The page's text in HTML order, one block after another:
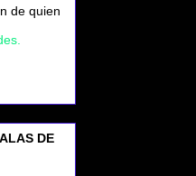
de quien
DE